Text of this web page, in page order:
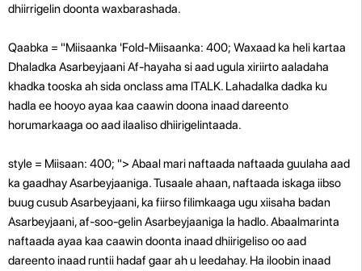
dhiirrigelin doonta waxbarashada.
Qaabka = "Miisaanka 'Fold-Miisaanka: 400; Waxaad ka heli kartaa
Dhaladka Asarbeyjaani Af-hayaha si aad ugula xiriirto aaladaha
khadka tooska ah sida onclass ama ITALK. Lahadalka dadka ku
hadla ee hooyo ayaa kaa caawin doona inaad dareento
horumarkaaga oo aad ilaaliso dhiirigelintaada.
style = Miisaan: 400; "> Abaal mari naftaada naftaada guulaha aad
ka gaadhay Asarbeyjaaniga. Tusaale ahaan, naftaada iskaga iibso
buug cusub Asarbeyjaani, ka fiirso filimkaaga ugu xiisaha badan
Asarbeyjaani, af-soo-gelin Asarbeyjaaniga la hadlo. Abaalmarinta
naftaada ayaa kaa caawin doonta inaad dhiirigeliso oo aad
dareento inaad runtii hadaf gaar ah u leedahay. Ha iloobin inaad